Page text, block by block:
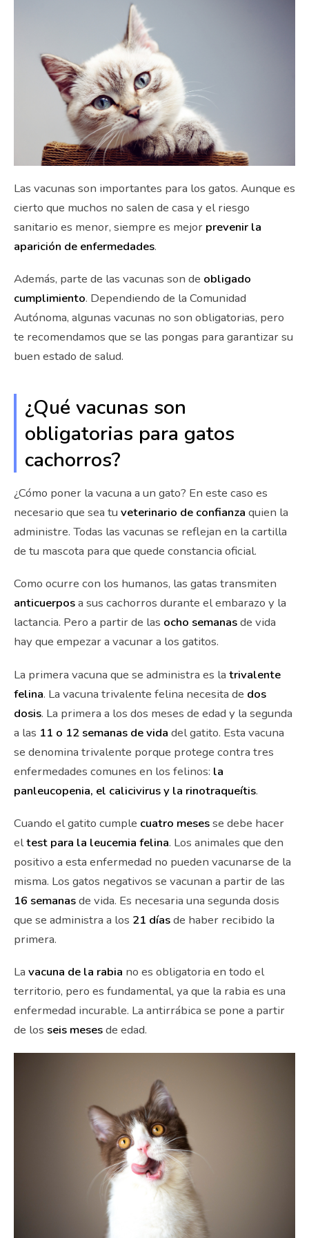
Las vacunas son importantes para los gatos. Aunque es
cierto que muchos no salen de casa y el riesgo
sanitario es menor, siempre es mejor prevenir la
aparición de enfermedades.
Además, parte de las vacunas son de obligado
cumplimiento. Dependiendo de la Comunidad
Autónoma, algunas vacunas no son obligatorias, pero
te recomendamos que se las pongas para garantizar su
buen estado de salud.
¿Qué vacunas son
obligatorias para gatos
cachorros?
¿Cómo poner la vacuna a un gato? En este caso es
necesario que sea tu veterinario de confianza quien la
administre. Todas las vacunas se reflejan en la cartilla
de tu mascota para que quede constancia oficial.
Como ocurre con los humanos, las gatas transmiten
anticuerposa sus cachorros durante el embarazo y la
lactancia. Pero a partir de las ocho semanasde vida
hay que empezar a vacunar a los gatitos.
La primera vacuna que se administra es la trivalente
felina. La vacuna trivalente felina necesita de dos
dosis. La primera a los dos meses de edad y la segunda
a las 11 o 12 semanas de vida del gatito. Esta vacuna
se denomina trivalente porque protege contra tres
enfermedades comunes en los felinos: la
panleucopenia, el calicivirus y la rinotraqueítis.
Cuando el gatito cumple cuatro mesesse debe hacer
eltest para la leucemia felina. Los animales que den
positivo a esta enfermedad no pueden vacunarse de la
misma. Los gatos negativos se vacunan a partir de las
16 semanasde vida. Es necesaria una segunda dosis
que se administra a los 21 díasde haber recibido la
primera.
La vacuna de la rabia no es obligatoria en todo el
territorio, pero es fundamental, ya que la rabia es una
enfermedad incurable. La antirrábica se pone a partir
de los seis mesesde edad.